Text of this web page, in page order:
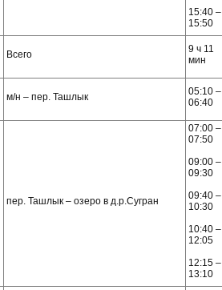
15:40 –
15:50
Всего
9 ч 11
мин
м/н – пер. Ташлык
05:10 –
06:40
пер. Ташлык – озеро в д.р.Сугран
07:00 –
07:50
09:00 –
09:30
09:40 –
10:30
10:40 –
12:05
12:15 –
13:10